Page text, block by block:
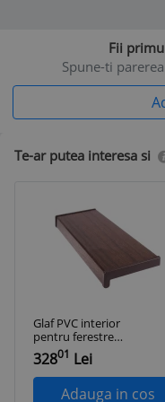
Fii
Spune-ti
Te-ar putea interesa si
Glaf PVC interior
pentru ferestre
Wenge 150 x 35 cm
32801 Lei
Adauga in cos